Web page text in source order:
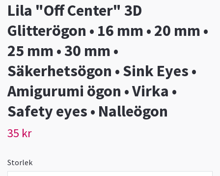
Lila "Off Center" 3D
Glitterögon • 16 mm • 20 mm •
25 mm • 30 mm •
Säkerhetsögon • Sink Eyes •
Amigurumi ögon • Virka •
Safety eyes • Nalleögon
35 kr
Storlek